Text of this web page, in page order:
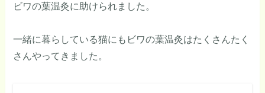
ビワの葉温灸に助けられました。
一緒に暮らしている猫にもビワの葉温灸はたくさんたく
さんやってきました。